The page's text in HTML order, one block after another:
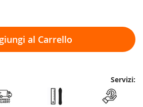
al Carrello
Servizi: